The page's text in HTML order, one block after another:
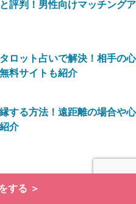
評判！男性向けマッチングア
ロット占いで解決！相手の心
料サイトも紹介
する方法！遠距離の場合や心
介
する ＞